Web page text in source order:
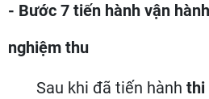
- Bước 7 tiến hành vận
nghiệm thu
Sau khi đã tiến hành thi